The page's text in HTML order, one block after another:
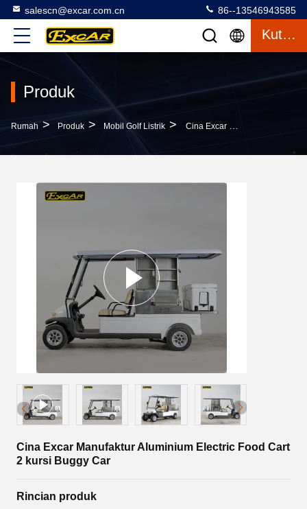
salescn@excar.com.cn 86--13546943585
Kutipan
Produk
Rumah > Produk > Mobil Golf Listrik > Cina Excar Manufaktur Aluminium Electric Food Cart 2 Kursi Buggy Car
Cina Excar Manufaktur Aluminium Electric Food Cart
2 kursi Buggy Car
Rincian produk